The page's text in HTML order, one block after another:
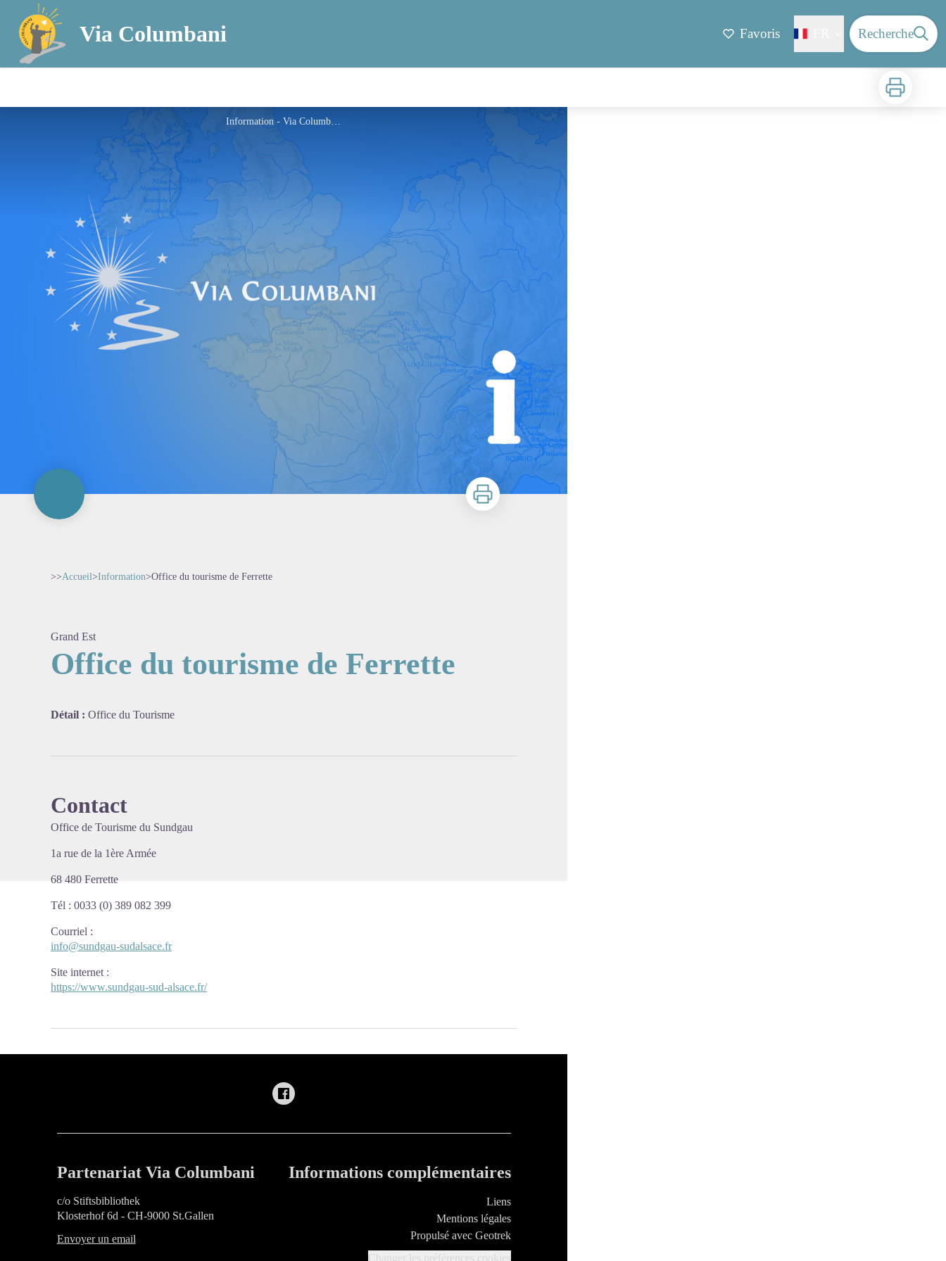
Via Columbani Favoris Recherche
Imprimer
Information - Via Columbani
Imprimer
>>Accueil>Information>Office du tourisme de Ferrette
Grand Est
Office du tourisme de Ferrette
Détail : Office du Tourisme
Contact
Office de Tourisme du Sundgau
1a rue de la 1ère Armée
68 480 Ferrette
Tél : 0033 (0) 389 082 399
Courriel :
info@sundgau-sudalsace.fr
Site internet :
https://www.sundgau-sud-alsace.fr/
Partenariat Via Columbani
c/o Stiftsbibliothek
Klosterhof 6d - CH-9000 St.Gallen
Envoyer un email
Informations complémentaires
Liens
Mentions légales
Propulsé avec Geotrek
Changer les préférences cookies